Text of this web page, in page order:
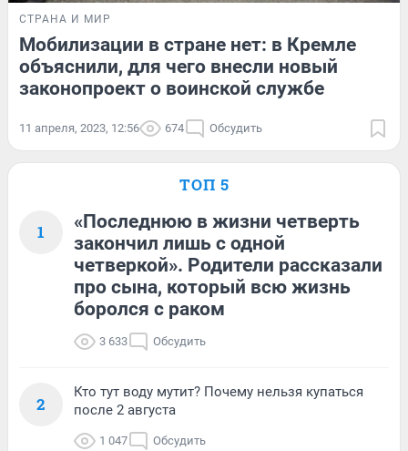
СТРАНА И МИР
Мобилизации в стране нет: в Кремле
объяснили, для чего внесли новый
законопроект о воинской службе
11 апреля, 2023, 12:56 674 Обсудить
ТОП 5
1
«Последнюю в жизни четверть
закончил лишь с одной
четверкой». Родители рассказали
про сына, который всю жизнь
боролся с раком
3 633 Обсудить
2
Кто тут воду мутит? Почему нельзя купаться
после 2 августа
1 047 Обсудить